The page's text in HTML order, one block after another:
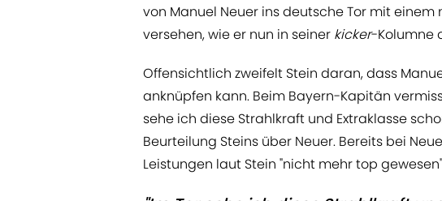
von Manuel Neuer ins deutsche Tor mit
versehen, wie er nun in seiner kicker-Kolumne
Offensichtlich zweifelt Stein daran, dass
anknüpfen kann. Beim Bayern-Kapitän
sehe ich diese Strahlkraft und Extraklasse
Beurteilung Steins über Neuer. Bereits bei
Leistungen laut Stein "nicht mehr top